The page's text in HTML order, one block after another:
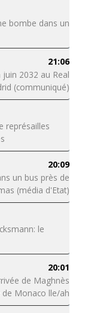
bombe dans un
21:06
2032 au Real
(communiqué)
représailles
20:09
un bus près de
(média d'Etat)
le
20:01
de Maghnès
Monaco lle/ah